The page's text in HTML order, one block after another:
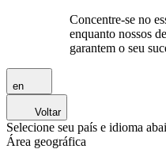
Concentre-se no
enquanto nossos
garantem o seu
en
Voltar
Selecione seu país e idioma
Área geográfica